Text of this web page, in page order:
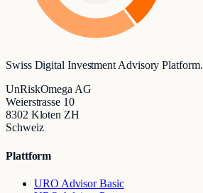
Swiss Digital Investment Advisory Platform.
UnRiskOmega AG
Weierstrasse 10
8302 Kloten ZH
Schweiz
Plattform
URO Advisor Basic